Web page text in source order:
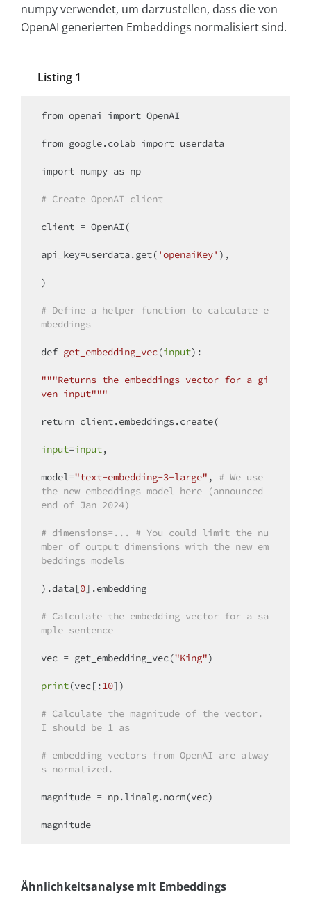
numpy verwendet, um darzustellen, dass die von
OpenAI generierten Embeddings normalisiert sind.
Listing 1
from openai import OpenAI
from google.colab import userdata
import numpy as np
# Create OpenAI client
client = OpenAI(
api_key=userdata.get( 'openaiKey' ),
)
# Define a helper function to calculate e
mbeddings
def get_embedding_vec(input):
"""Returns the embeddings vector for a gi
ven input"""
return client.embeddings.create(
input=input,
model="text-embedding-3-large" , # We use
the new embeddings model here (announced
end of Jan 2024)
# dimensions=... # You could limit the nu
mber of output dimensions with the new em
beddings models
).data[0].embedding
# Calculate the embedding vector for a sa
mple sentence
vec = get_embedding_vec("King")
print(vec[:10])
# Calculate the magnitude of the vector.
I should be 1 as
# embedding vectors from OpenAI are alway
s normalized.
magnitude = np.linalg.norm(vec)
Ähnlichkeitsanalyse mit Embeddings